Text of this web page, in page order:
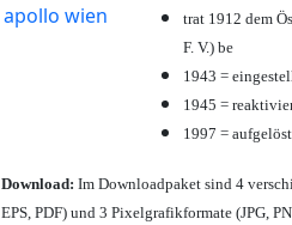
trat 1912 dem
F. V.) be
1943 =
1945 =
1997 = aufgelöst
Download: Im Downloadpaket sind 4
EPS, PDF) und 3 Pixelgrafikformate (JPG,